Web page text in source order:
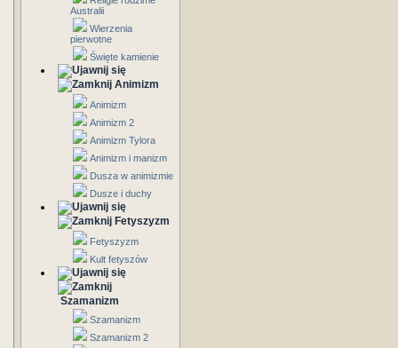
Australii
Wierzenia
pierwotne
Święte kamienie
Animizm
Animizm
Animizm 2
Animizm Tylora
Animizm i manizm
Dusza w animizmie
Dusze i duchy
Fetyszyzm
Fetyszyzm
Kult fetyszów
Szamanizm
Szamanizm
Szamanizm 2